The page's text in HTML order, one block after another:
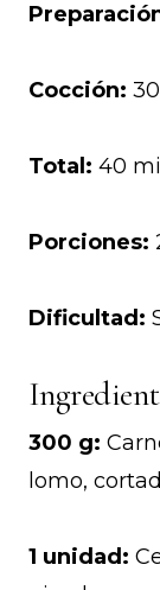
Cocción:
Total: 40
Porciones:
Dificultad:
300 g:
lomo,
1 unidad: